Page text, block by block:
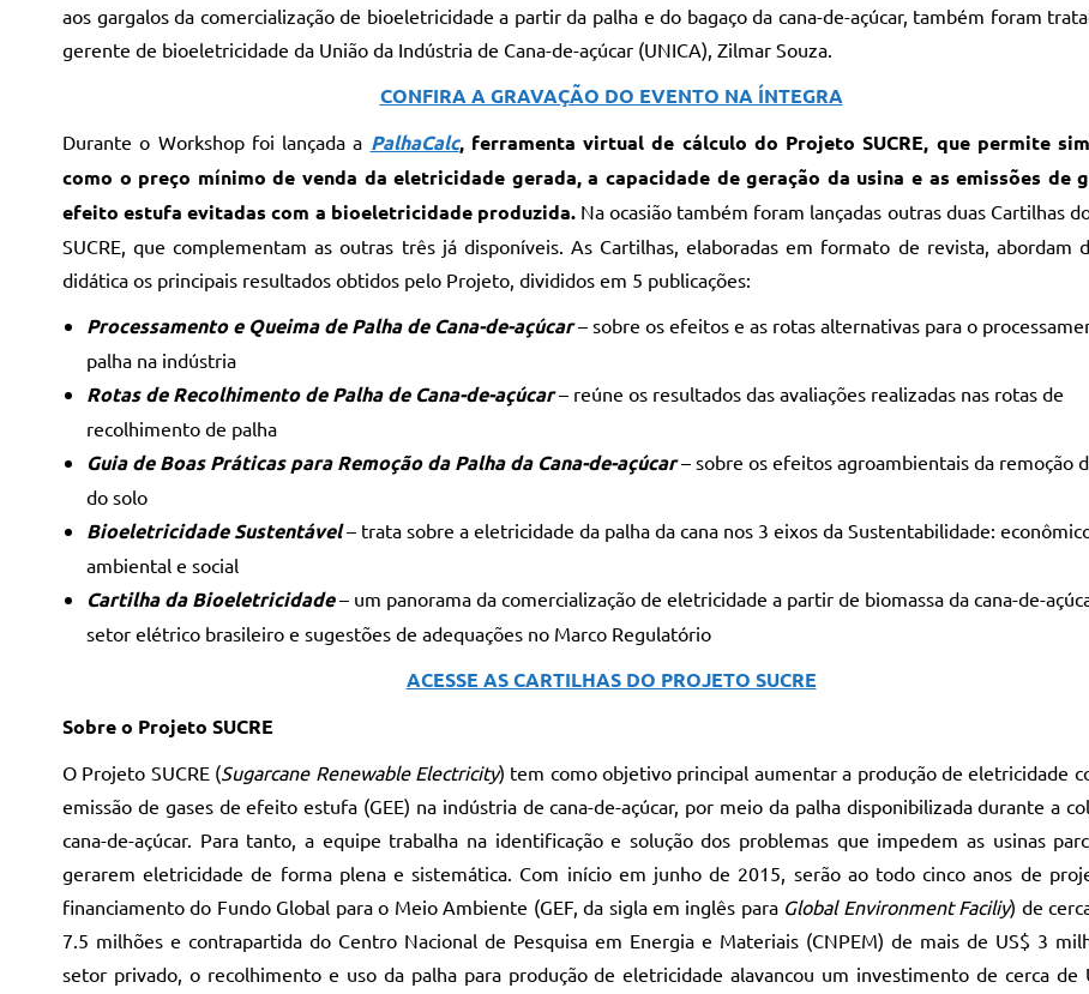
aos gargalos da comercialização de bioeletricidade a partir da palha e do bagaço da cana-de-açúcar, também foram
gerente de bioeletricidade da União da Indústria de Cana-de-açúcar (UNICA), Zilmar Souza.
CONFIRA A GRAVAÇÃO DO EVENTO NA ÍNTEGRA
Durante o Workshop foi lançada a PalhaCalc, ferramenta virtual de cálculo do Projeto SUCRE, que permite
como o preço mínimo de venda da eletricidade gerada, a capacidade de geração da usina e as emissões de
efeito estufa evitadas com a bioeletricidade produzida. Na ocasião também foram lançadas outras duas Cartilhas
SUCRE, que complementam as outras três já disponíveis. As Cartilhas, elaboradas em formato de revista, abordam
didática os principais resultados obtidos pelo Projeto, divididos em 5 publicações:
Processamento e Queima de Palha de Cana-de-açúcar– sobre os efeitos e as rotas alternativas para o
palha na indústria
Rotas de Recolhimento de Palha de Cana-de-açúcar– reúne os resultados das avaliações realizadas nas rotas de
recolhimento de palha
Guia de Boas Práticas para Remoção da Palha da Cana-de-açúcar– sobre os efeitos agroambientais da remoção
do solo
Bioeletricidade Sustentável– trata sobre a eletricidade da palha da cana nos 3 eixos da Sustentabilidade:
ambiental e social
Cartilha da Bioeletricidade– um panorama da comercialização de eletricidade a partir de biomassa da cana-de-
setor elétrico brasileiro e sugestões de adequações no Marco Regulatório
ACESSE AS CARTILHAS DO PROJETO SUCRE
Sobre o Projeto SUCRE
O Projeto SUCRE (Sugarcane Renewable Electricity) tem como objetivo principal aumentar a produção de eletricidade
emissão de gases de efeito estufa (GEE) na indústria de cana-de-açúcar, por meio da palha disponibilizada durante a
cana-de-açúcar. Para tanto, a equipe trabalha na identificação e solução dos problemas que impedem as usinas
gerarem eletricidade de forma plena e sistemática. Com início em junho de 2015, serão ao todo cinco anos de
financiamento do Fundo Global para o Meio Ambiente (GEF, da sigla em inglês para Global Environment Faciliy) de
7.5 milhões e contrapartida do Centro Nacional de Pesquisa em Energia e Materiais (CNPEM) de mais de US$ 3
setor privado, o recolhimento e uso da palha para produção de eletricidade alavancou um investimento de cerca de